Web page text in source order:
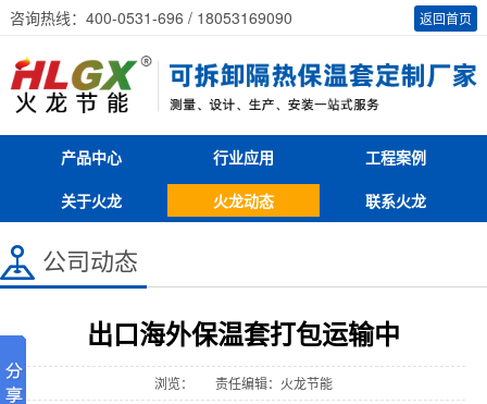
返回首页
咨询热线：400-0531-696 / 18053169090
产品中心 行业应用
工程案例
关于火龙
火龙动态 联系火龙
公司动态
出口海外保温套打包运输中
浏览： 责任编辑：火龙节能